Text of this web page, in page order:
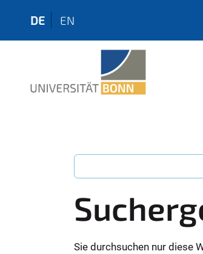
DE EN
Sie durchsuchen nur diese